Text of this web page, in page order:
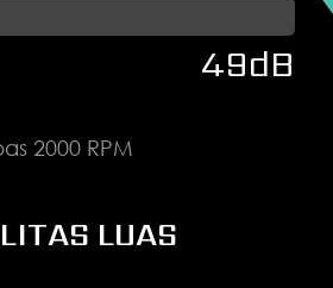
49dB
2000 RPM
LUAS